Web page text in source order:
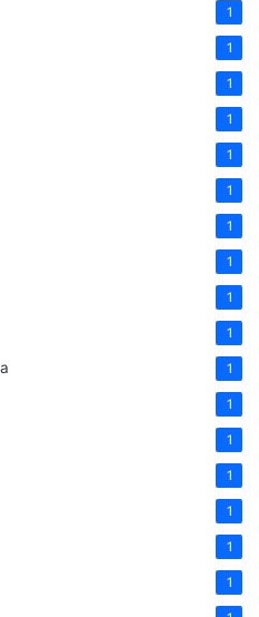
1
1
1
1
1
1
1
1
1
1
1
1
1
1
1
1
1